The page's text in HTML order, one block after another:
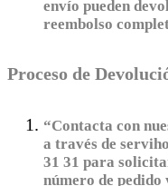
envío pueden
reembolso
Proceso de
“Contacta con
a través de
31 31 para
número de